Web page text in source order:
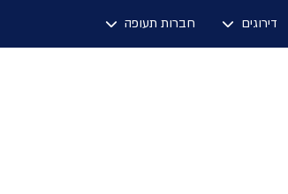
דירוגים חברות תעופה